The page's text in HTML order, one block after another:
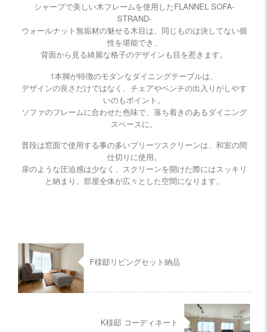
シャープで美しい木フレームを使用したFLANNEL SOFA-
STRAND-
ウォールナット無垢材の魅せる木目は、同じものは決してない個
性を堪能でき、
背面から見る綺麗な格子のデザインも目を惹きます。
1本脚が特徴のモダンなダイニングテーブルは、
デザインの良さだけではなく、チェアやベンチの出入りがしやす
いのもポイント。
ソファのフレームに合わせた色味で、落ち着きのあるダイニング
スペースに。
普段は窓面で使用する事の多いプリーツスクリーンは、和室の間
仕切りに使用。
扉のような圧迫感は少なく、スクリーンを開けた際にはスッキリ
と納まり、部屋全体が広々とした空間になります。
F様邸リビングセット納品
K様邸 コーディネート